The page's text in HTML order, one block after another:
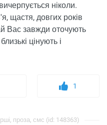
ніколи.
щастя, довгих років
Вас завжди оточують
цінують і
1
проза, смс (id: 148363)